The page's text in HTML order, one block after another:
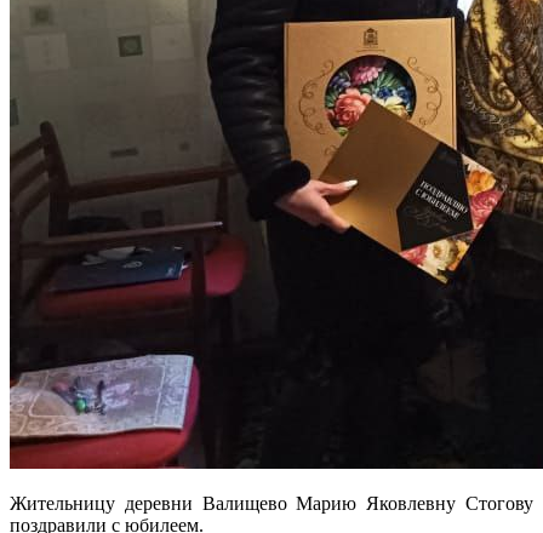
Жительницу деревни Валищево Марию Яковлевну Стогову
поздравили с юбилеем.